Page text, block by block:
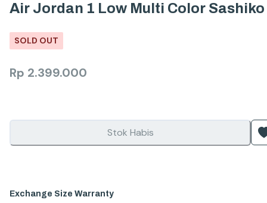
Air Jordan 1 Low Multi Color Sashiko
SOLD OUT
Rp 2.399.000
Stok Habis
Exchange Size Warranty